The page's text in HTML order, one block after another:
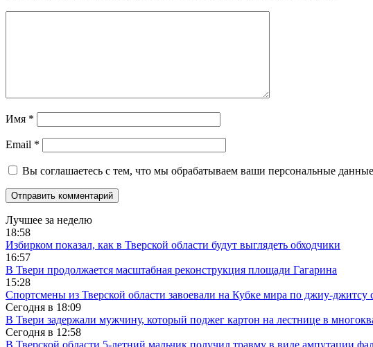
Имя *
Email *
Вы соглашаетесь с тем, что мы обрабатываем ваши персональные
Лучшее за неделю
18:58
Избирком показал, как в Тверской области будут выглядеть обходчики
16:57
В Твери продолжается масштабная реконструкция площади Гагарина
15:28
Спортсмены из Тверской области завоевали на Кубке мира по джиу-джитсу
Сегодня в 18:09
В Твери задержали мужчину, который поджег картон на лестнице в
Сегодня в 12:58
В Тверской области 5-летний мальчик получил травму в виде ампутации